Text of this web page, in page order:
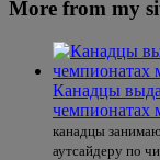
More from my
Канадцы
чемпионатах
канадцы
аутсайдеру по